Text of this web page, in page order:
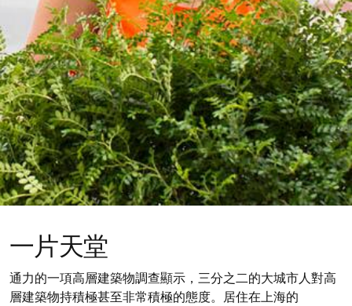
一片天堂
通力的一項高層建築物調查顯示，三分之二的大城市人對高
層建築物持積極甚至非常積極的態度。居住在上海的